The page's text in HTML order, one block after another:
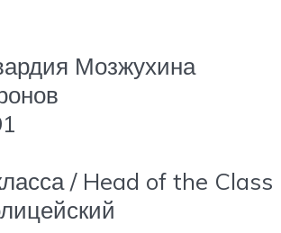
Мозжухина
/ Head of the Class